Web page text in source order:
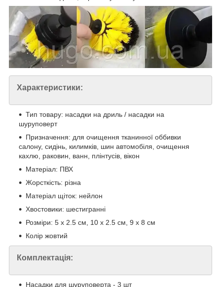
Характеристики:
Тип товару: насадки на дриль / насадки на
шуруповерт
Призначення: для очищення тканинної оббивки
салону, сидінь, килимків, шин автомобіля, очищення
кахлю, раковин, ванн, плінтусів, вікон
Матеріал: ПВХ
Жорсткість: різна
Матеріал щіток: нейлон
Хвостовики: шестигранні
Розміри: 5 x 2.5 см, 10 x 2.5 см, 9 x 8 см
Колір жовтий
Комплектація:
Насадки для шуруповерта - 3 шт